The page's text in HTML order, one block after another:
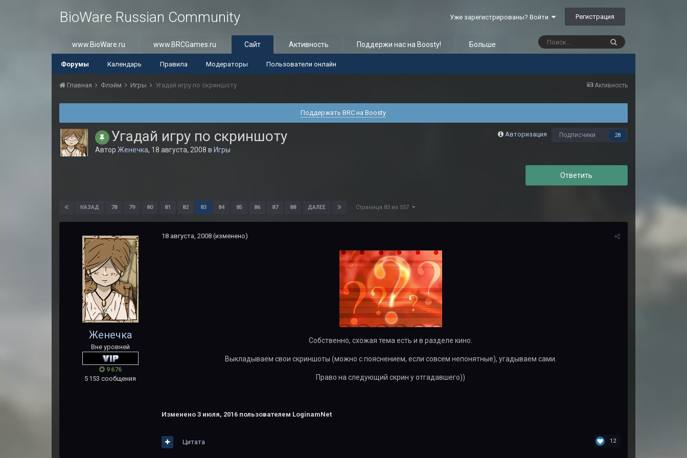
BioWare Russian Community Уже зарегистрированы? Войти Регистрация
www.BioWare.ru www.BRCGames.ru Сайт
Форумы Календарь Правила Модераторы Пользователи онлайн
Активность Поддержи нас на Boosty! Больше
Активность
Главная Флэйм Игры Угадай игру по скриншоту
Поддержать BRC на Boosty
Авторизация Подписчики 28
Угадай игру по скриншоту
Автор Женечка, 18 августа, 2008 в Игры
Ответить
НАЗАД 78 79 80 81 82 83 84 85 86 87 88 ДАЛЕЕ Страница 83 из 557
Женечка
Вне уровней
9 676
5 153 сообщения
18 августа, 2008 (изменено)
Собственно, схожая тема есть и в разделе кино.
Выкладываем свои скриншоты (можно с пояснением, если совсем непонятные), угадываем сами.
Право на следующий скрин у отгадавшего))
Изменено 3 июля, 2016пользователем LoginamNet
12
Цитата